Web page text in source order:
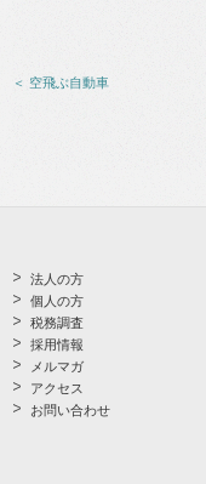
＜ 空飛ぶ自動車
法人の方
個人の方
税務調査
採用情報
メルマガ
アクセス
お問い合わせ